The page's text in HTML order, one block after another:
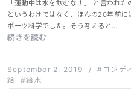
「運動中は水を飲むな！」 と言われ
というわけではなく、ほんの20年前
ポーツ科学でした。そう考えると…
続きを読む
September 2, 2019 / コンデ
給
給水